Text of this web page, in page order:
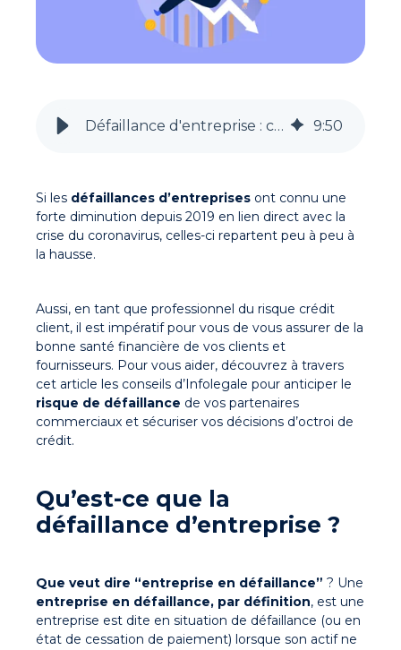
Défaillance d'entreprise : comment l'anticiper ? 9:50
Si les défaillances d’entreprises ont connu une
forte diminution depuis 2019 en lien direct avec la
crise du coronavirus, celles-ci repartent peu à peu à
la hausse.
Aussi, en tant que professionnel du risque crédit
client, il est impératif pour vous de vous assurer de la
bonne santé financière de vos clients et
fournisseurs. Pour vous aider, découvrez à travers
cet article les conseils d’Infolegale pour anticiper le
risque de défaillance de vos partenaires
commerciaux et sécuriser vos décisions d’octroi de
crédit.
Qu’est-ce que la
défaillance d’entreprise ?
Que veut dire “entreprise en défaillance” ? Une
entreprise en défaillance, par définition, est une
entreprise est dite en situation de défaillance (ou en
état de cessation de paiement) lorsque son actif ne